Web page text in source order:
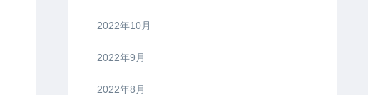
2022年10月
2022年9月
2022年8月